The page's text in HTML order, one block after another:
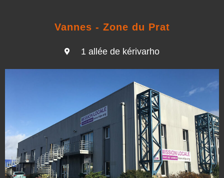
Vannes - Zone du Prat
1 allée de kérivarho